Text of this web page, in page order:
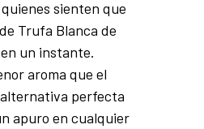
sienten que
Trufa Blanca de
un instante.
aroma que el
perfecta
apuro en cualquier